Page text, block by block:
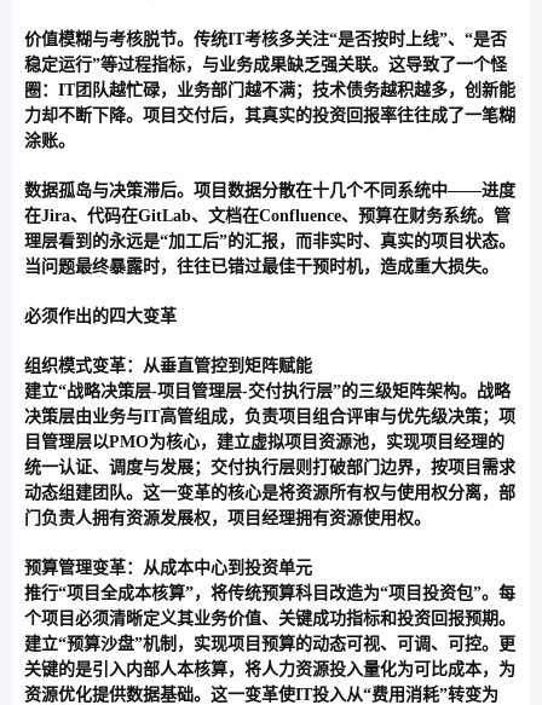
价值模糊与考核脱节。传统IT考核多关注“是否按时上线”、“是否
稳定运行”等过程指标，与业务成果缺乏强关联。这导致了一个怪
圈：IT团队越忙碌，业务部门越不满；技术债务越积越多，创新能
力却不断下降。项目交付后，其真实的投资回报率往往成了一笔糊
涂账。
数据孤岛与决策滞后。项目数据分散在十几个不同系统中——进度
在Jira、代码在GitLab、文档在Confluence、预算在财务系统。管
理层看到的永远是“加工后”的汇报，而非实时、真实的项目状态。
当问题最终暴露时，往往已错过最佳干预时机，造成重大损失。
必须作出的四大变革
组织模式变革：从垂直管控到矩阵赋能
建立“战略决策层-项目管理层-交付执行层”的三级矩阵架构。战略
决策层由业务与IT高管组成，负责项目组合评审与优先级决策；项
目管理层以PMO为核心，建立虚拟项目资源池，实现项目经理的
统一认证、调度与发展；交付执行层则打破部门边界，按项目需求
动态组建团队。这一变革的核心是将资源所有权与使用权分离 ，部
门负责人拥有资源发展权，项目经理拥有资源使用权。
预算管理变革：从成本中心到投资单元
推行“项目全成本核算”，将传统预算科目改造为“项目投资包”。每
个项目必须清晰定义其业务价值、关键成功指标和投资回报预期。
建立“预算沙盘”机制，实现项目预算的动态可视、可调、可控。更
关键的是引入内部人本核算，将人力资源投入量化为可比成本，为
资源优化提供数据基础。这一变革使IT投入从“费用消耗”转变为